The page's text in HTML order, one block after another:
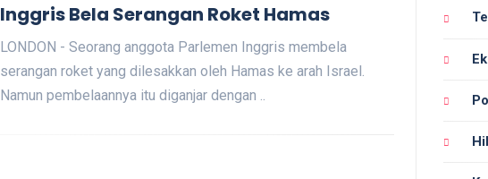
Inggris Bela Serangan Roket Hamas
LONDON - Seorang anggota Parlemen Inggris membela
serangan roket yang dilesakkan oleh Hamas ke arah Israel.
Namun pembelaannya itu diganjar dengan ..